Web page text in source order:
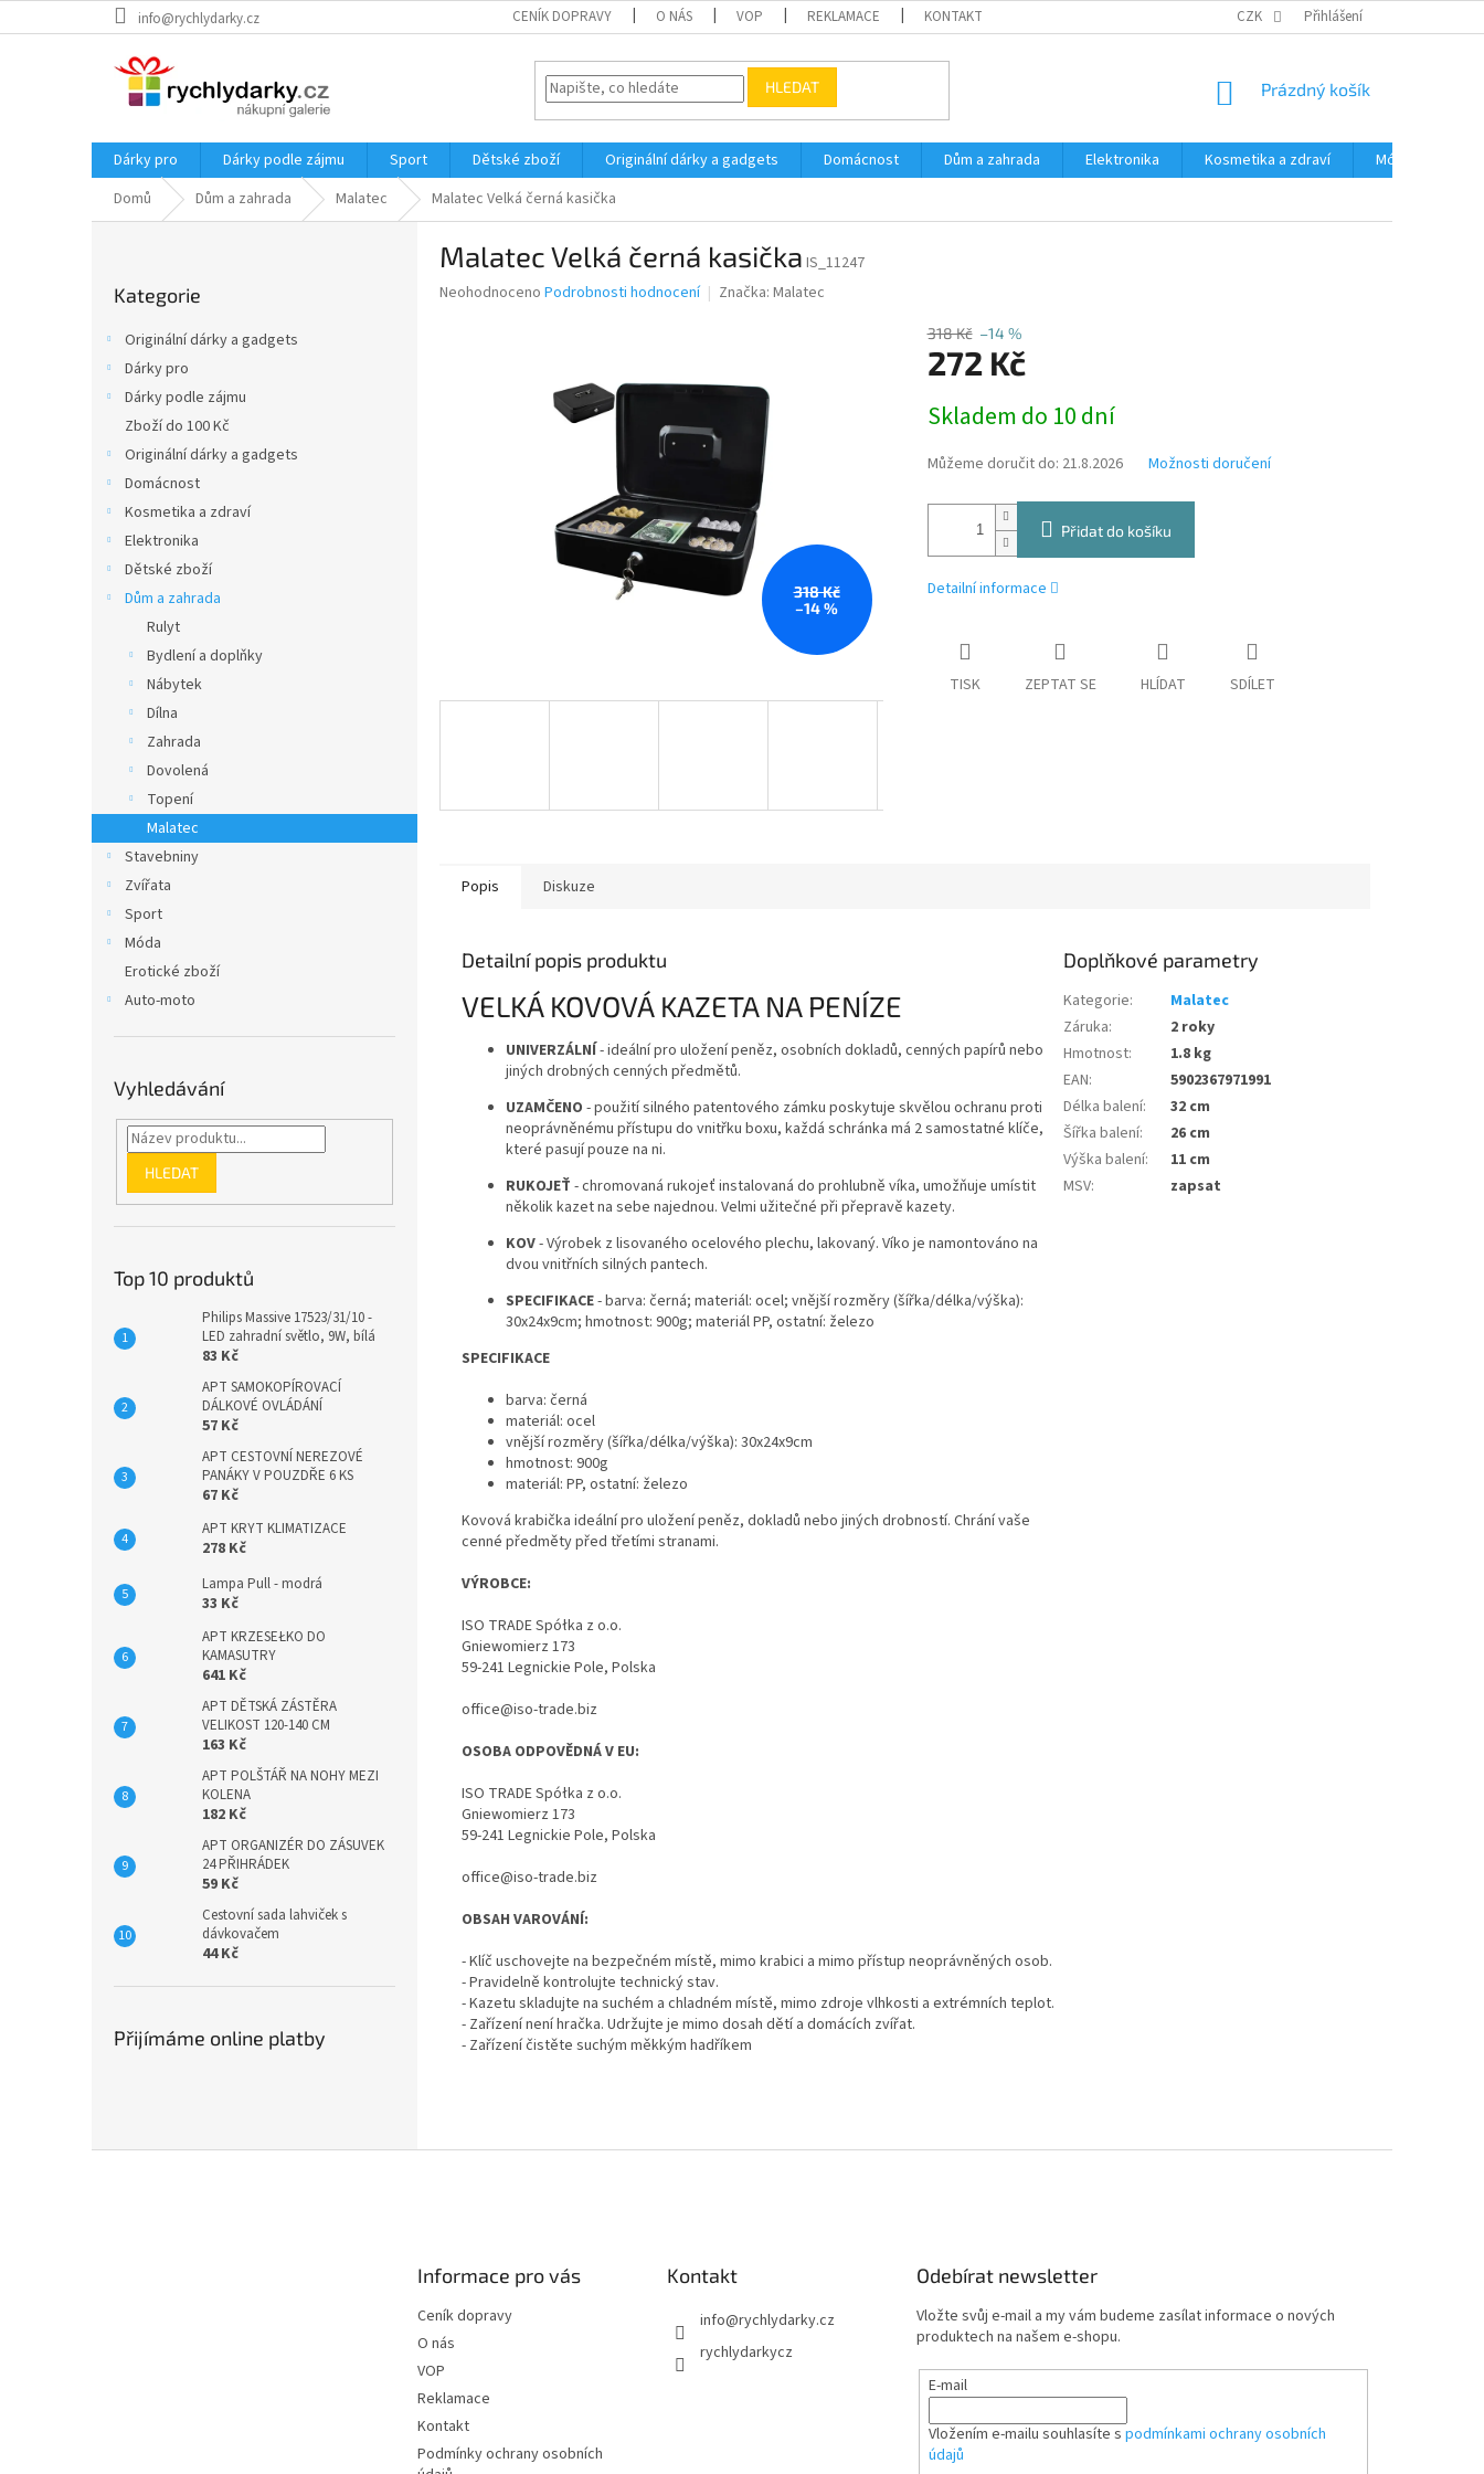
na
info@rychlydarky.cz CENÍK DOPRAVY O NÁS VOP REKLAMACE KONTAKT PODMÍNKY OCHRANY OSOBNÍCH ÚDAJŮ ČASTÉ DOTAZY A
CZK Přihlášení
HLEDAT
NÁKUPNÍ
Prázdný košík
Dárky pro Dárky podle zájmu Sport Dětské zboží Originální dárky a gadgets Domácnost Dům a zahrada Elektronika Kosmetika a zdraví Móda
Domů
Dům a zahrada Malatec Malatec Velká černá kasička
kategorie
Kategorie
Originální dárky a gadgets
Dárky pro
Dárky podle zájmu
Zboží do 100 Kč
Originální dárky a gadgets
Domácnost
Kosmetika a zdraví
Elektronika
Dětské zboží
Dům a zahrada
Rulyt
Bydlení a doplňky
Nábytek
Dílna
Zahrada
Dovolená
Topení
Malatec
Stavebniny
Zvířata
Sport
Móda
Erotické zboží
Auto-moto
Vyhledávání
HLEDAT
Top 10 produktů
Philips Massive 17523/31/10 -
LED zahradní světlo, 9W, bílá
83 Kč
APT SAMOKOPÍROVACÍ
DÁLKOVÉ OVLÁDÁNÍ
57 Kč
APT CESTOVNÍ NEREZOVÉ
PANÁKY V POUZDŘE 6 KS
67 Kč
APT KRYT KLIMATIZACE
278 Kč
Lampa Pull - modrá
33 Kč
APT KRZESEŁKO DO
KAMASUTRY
641 Kč
APT DĚTSKÁ ZÁSTĚRA
VELIKOST 120-140 CM
163 Kč
APT POLŠTÁŘ NA NOHY MEZI
KOLENA
182 Kč
APT ORGANIZÉR DO ZÁSUVEK
24 PŘIHRÁDEK
59 Kč
Cestovní sada lahviček s
dávkovačem
44 Kč
Přijímáme online platby
Malatec Velká černá kasička IS_11247
Průměrné
Neohodnoceno Podrobnosti hodnocení Značka: Malatec
318 Kč
–14 %
318 Kč –14 %
272 Kč
cena:
Skladem do 10 dní
Můžeme doručit do: 21.8.2026 Možnosti doručení
Přidat do košíku
Detailní informace
TISK ZEPTAT SE HLÍDAT SDÍLET
Popis Diskuze
Detailní popis produktu
VELKÁ KOVOVÁ KAZETA NA PENÍZE
UNIVERZÁLNÍ- ideální pro uložení peněz, osobních dokladů, cenných papírů nebo
jiných drobných cenných předmětů.
UZAMČENO - použití silného patentového zámku poskytuje skvělou ochranu proti
neoprávněnému přístupu do vnitřku boxu, každá schránka má 2 samostatné klíče,
které pasují pouze na ni.
RUKOJEŤ - chromovaná rukojeť instalovaná do prohlubně víka, umožňuje umístit
několik kazet na sebe najednou. Velmi užitečné při přepravě kazety.
KOV- Výrobek z lisovaného ocelového plechu, lakovaný. Víko je namontováno na
dvou vnitřních silných pantech.
SPECIFIKACE- barva: černá; materiál: ocel; vnější rozměry (šířka/délka/výška):
30x24x9cm; hmotnost: 900g; materiál PP, ostatní: železo
SPECIFIKACE
barva: černá
materiál: ocel
vnější rozměry (šířka/délka/výška): 30x24x9cm
hmotnost: 900g
materiál: PP, ostatní: železo
Kovová krabička ideální pro uložení peněz, dokladů nebo jiných drobností. Chrání vaše
cenné předměty před třetími stranami.
VÝROBCE:
ISO TRADE Spółka z o.o.
Gniewomierz 173
59-241 Legnickie Pole, Polska
office@iso-trade.biz
OSOBA ODPOVĚDNÁ V EU:
ISO TRADE Spółka z o.o.
Gniewomierz 173
59-241 Legnickie Pole, Polska
office@iso-trade.biz
OBSAH VAROVÁNÍ:
- Klíč uschovejte na bezpečném místě, mimo krabici a mimo přístup neoprávněných osob.
- Pravidelně kontrolujte technický stav.
- Kazetu skladujte na suchém a chladném místě, mimo zdroje vlhkosti a extrémních teplot.
- Zařízení není hračka. Udržujte je mimo dosah dětí a domácích zvířat.
- Zařízení čistěte suchým měkkým hadříkem
Doplňkové parametry
Kategorie:
Malatec
Záruka:
2 roky
Hmotnost:
1.8 kg
EAN:
5902367971991
Délka balení:
32 cm
Šířka balení:
26 cm
Výška balení:
11 cm
MSV: zapsat
Informace pro vás
Ceník dopravy
O nás
VOP
Reklamace
Kontakt
Podmínky ochrany osobních
Kontakt
info@rychlydarky.cz
rychlydarkycz
Odebírat newsletter
Vložte svůj e-mail a my vám budeme zasílat informace o nových
produktech na našem e-shopu.
E-mail
Vložením e-mailu souhlasíte spodmínkami ochrany osobních
údajů